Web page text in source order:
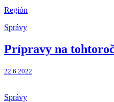
Región
Správy
Prípravy na
22.6.2022
Správy